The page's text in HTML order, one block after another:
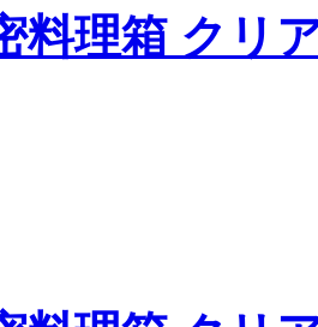
料理箱 クリ